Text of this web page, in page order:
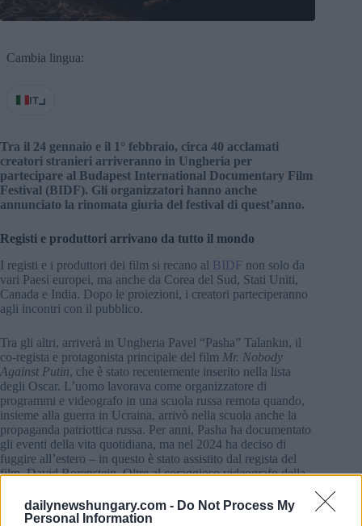
dailynewshungary.com - Do Not Process My
Personal Information
Cambia lingua:
IT
Tra il 24 gennaio e il 1° febbraio, circa 40 acclamati
creatori stranieri arriveranno in Ungheria per
partecipare al Budapest International Documentary Film
Festival (BIDF). Gli organizzatori hanno anche
annunciato la rinomata giuria del festival di quest’anno.
Registi e produttori arrivano da tutto il mondo
I registi e i produttori dei film si recano al BIDF non solo da
vari Paesi europei, ma anche da Corea del Sud, Stati Uniti,
Canada e India. Dopo le proiezioni, i creatori parteciperanno
agli incontri con il pubblico.
Tra gli altri, arriverà in Ungheria Pavel “Pasha” Talankin, il
co-regista e protagonista principale del film Mr. Nobody
Against Putin, che è stato recentemente inserito nella lista
degli Oscar. L’uomo lavorava come organizzatore di
programmi e videografo in una scuola russa remota quando,
insieme alla guerra in Ucraina, arrivò nella scuola anche la
propaganda patriottica russa. Per anni, Pasha ha documentato
gli eventi della vita quotidiana, ma nel 2024 ha deciso di
fuggire all’estero – in questo è stato assistito dal regista del
film, David Borenstein. Oltre al coraggioso videografo della
creatori che hanno vinto i premi più importanti agli Oscar, a
Karlovy Vary, Locarno, Toronto IFF e IDFA.